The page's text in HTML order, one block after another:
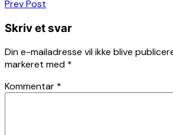
Indlægsnavigation
Prev Post
Skriv et svar
Din e-mailadresse vil ikke blive
markeret med *
Kommentar *